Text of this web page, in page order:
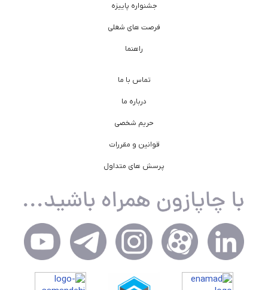
جشنواره پاییزه
فرصت های شغلی
راهنما
تماس با ما
درباره ما
حریم شخصی
قوانین و مقررات
پرسش های متداول